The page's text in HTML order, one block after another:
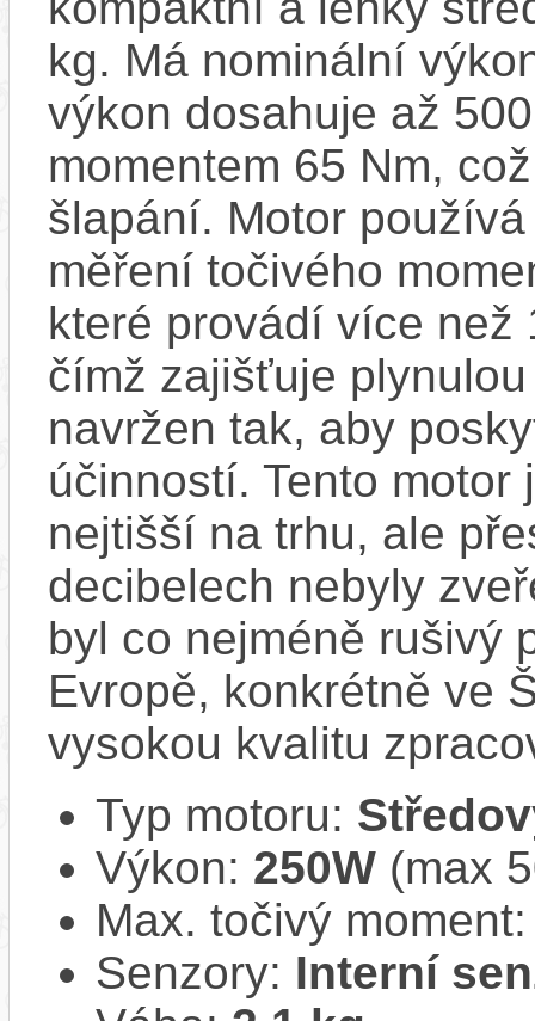
kg. Má nominální
výkon dosahuje až
momentem 65 Nm,
šlapání. Motor
měření točivého
které provádí více než
čímž zajišťuje
navržen tak, aby
účinností​. Tento
nejtišší na trhu, ale
decibelech nebyly
byl co nejméně rušivý
Evropě, konkrétně ve
vysokou kvalitu
Typ motoru:
Výkon: 250W (max
Max. točivý
Senzory: Interní